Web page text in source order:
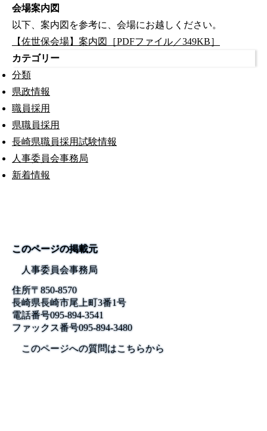
会場案内図
以下、案内図を参考に、会場にお越しください。
【佐世保会場】案内図［PDFファイル／349KB］
カテゴリー
分類
県政情報
職員採用
県職員採用
長崎県職員採用試験情報
人事委員会事務局
新着情報
このページの掲載元
人事委員会事務局
住所〒850-8570
長崎県長崎市尾上町3番1号
電話番号095-894-3541
ファックス番号095-894-3480
このページへの質問はこちらから